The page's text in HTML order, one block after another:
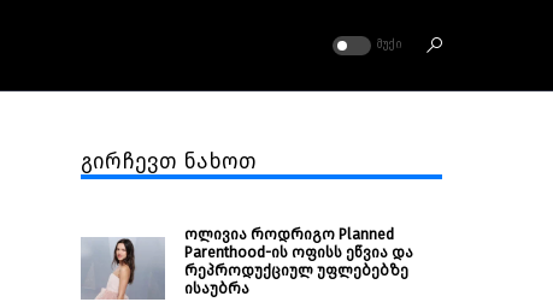
ᲛᲣᲥᲘ
გირჩევთ ნახოთ
ოლივია როდრიგო Planned
Parenthood-ის ოფისს ეწვია და
რეპროდუქციულ უფლებებზე
ისაუბრა